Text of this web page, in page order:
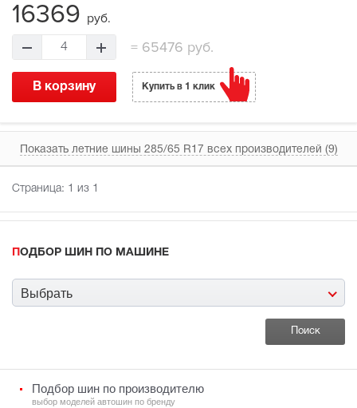
16369 руб.
4 =65476 руб.
В корзину Купить в 1 клик
Показать летние шины 285/65 R17 всех производителей (9)
Страница: 1 из 1
ПОДБОР ШИН ПО МАШИНЕ
Выбрать
Подбор шин по производителю
выбор моделей автошин по бренду